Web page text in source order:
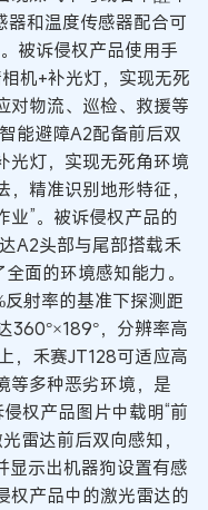
器和温度传感器配合可
被诉侵权产品使用手
机+补光灯，实现无死
对物流、巡检、救援等
能避障A2配备前后双
光灯，实现无死角环境
精准识别地形特征，
业”。被诉侵权产品的
A2头部与尾部搭载禾
面的环境感知能力。
射率的基准下探测距
360°×189°，分辨率高
，禾赛JT128可适应高
等多种恶劣环境，是
权产品图片中载明“前
雷达前后双向感知，
显示出机器狗设置有感
权产品中的激光雷达的